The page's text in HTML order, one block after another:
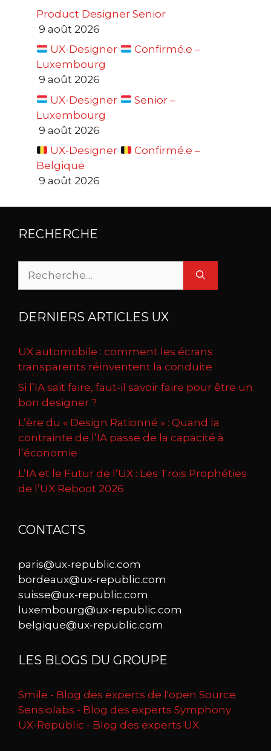
Product Designer Senior
9 août 2026
UX-Designer
Confirmé.e –
Luxembourg
9 août 2026
UX-Designer
Senior –
Luxembourg
9 août 2026
UX-Designer
Confirmé.e –
Belgique
9 août 2026
RECHERCHE
Rechercher :
DERNIERS ARTICLES UX
UX automobile : comment les écrans
transparents réinventent la conduite
Si l’IA sait faire, faut-il savoir faire pour être un
bon designer ?
L’ère du « Design Rationné » : Quand la
contrainte de l’IA passe de la capacité à
l’économie
L’IA et le Futur de l’UX : Les Trois Prophéties
de l’UX Reboot 2026
CONTACTS
paris@ux-republic.com
bordeaux@ux-republic.com
suisse@ux-republic.com
luxembourg@ux-republic.com
belgique@ux-republic.com
LES BLOGS DU GROUPE
Smile - Blog des experts de l'open Source
Sensiolabs - Blog des experts Symphony
UX-Republic - Blog des experts UX